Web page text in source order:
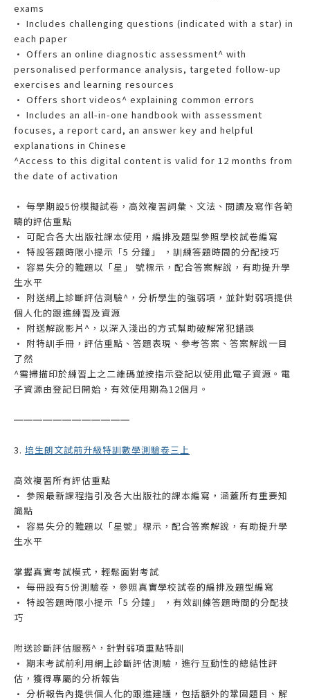
exams
• Includes challenging questions (indicated with a star) in
each paper
• Offers an online diagnostic assessment^ with
personalised performance analysis, targeted follow-up
exercises and learning resources
• Offers short videos^ explaining common errors
• Includes an all-in-one handbook with assessment
focuses, a report card, an answer key and helpful
explanations in Chinese
^Access to this digital content is valid for 12 months from
the date of activation
• 每學期設5份模擬試卷，高效複習詞彙、文法、閱讀及寫作各範
疇的評估重點
• 可配合各大出版社課本使用，編排及題型參照學校試卷編寫
• 特設答題時限小提示「5 分鐘」 ，訓練答題時間的分配技巧
• 容易失分的難題以「星」 號標示，配合答案解說，有助提升學
生水平
• 附送網上診斷評估測驗^，分析學生的強弱項，並針對弱項提供
個人化的跟進練習及資源
• 附送解說影片^，以深入淺出的方式幫助破解常犯錯誤
• 附特訓手冊，評估重點、答題表現、參考答案、答案解說一目
了然
^需掃描印於練習上之二維碼並按指示登記以使用此電子資源。電
子資源由登記日開始，有效使用期為12個月。
————————————
3. 培生朗文試前升級特訓數學測驗卷三上
高效複習所有評估重點
• 參照最新課程指引及各大出版社的課本編寫，涵蓋所有重要知
識點
• 容易失分的難題以「星號」標示，配合答案解說，有助提升學
生水平
掌握真實考試模式，輕鬆面對考試
• 每冊設有5份測驗卷，參照真實學校試卷的編排及題型編寫
• 特設答題時限小提示「5 分鐘」 ，有效訓練答題時間的分配技
巧
附送診斷評估服務^，針對弱項重點特訓
• 期末考試前利用網上診斷評估測驗，進行互動性的總結性評
估，獲得專屬的分析報告
• 分析報告內提供個人化的跟進建議，包括額外的鞏固題目、解